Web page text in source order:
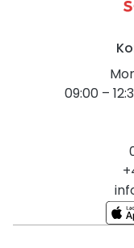
09:00 –